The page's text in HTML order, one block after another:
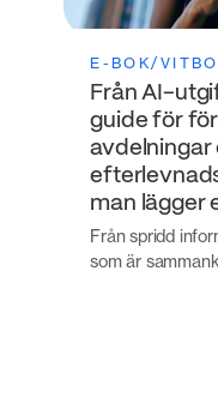
E-BOK/
Från AI-
guide för
avdelningar
man lägger
Från spridd
som är